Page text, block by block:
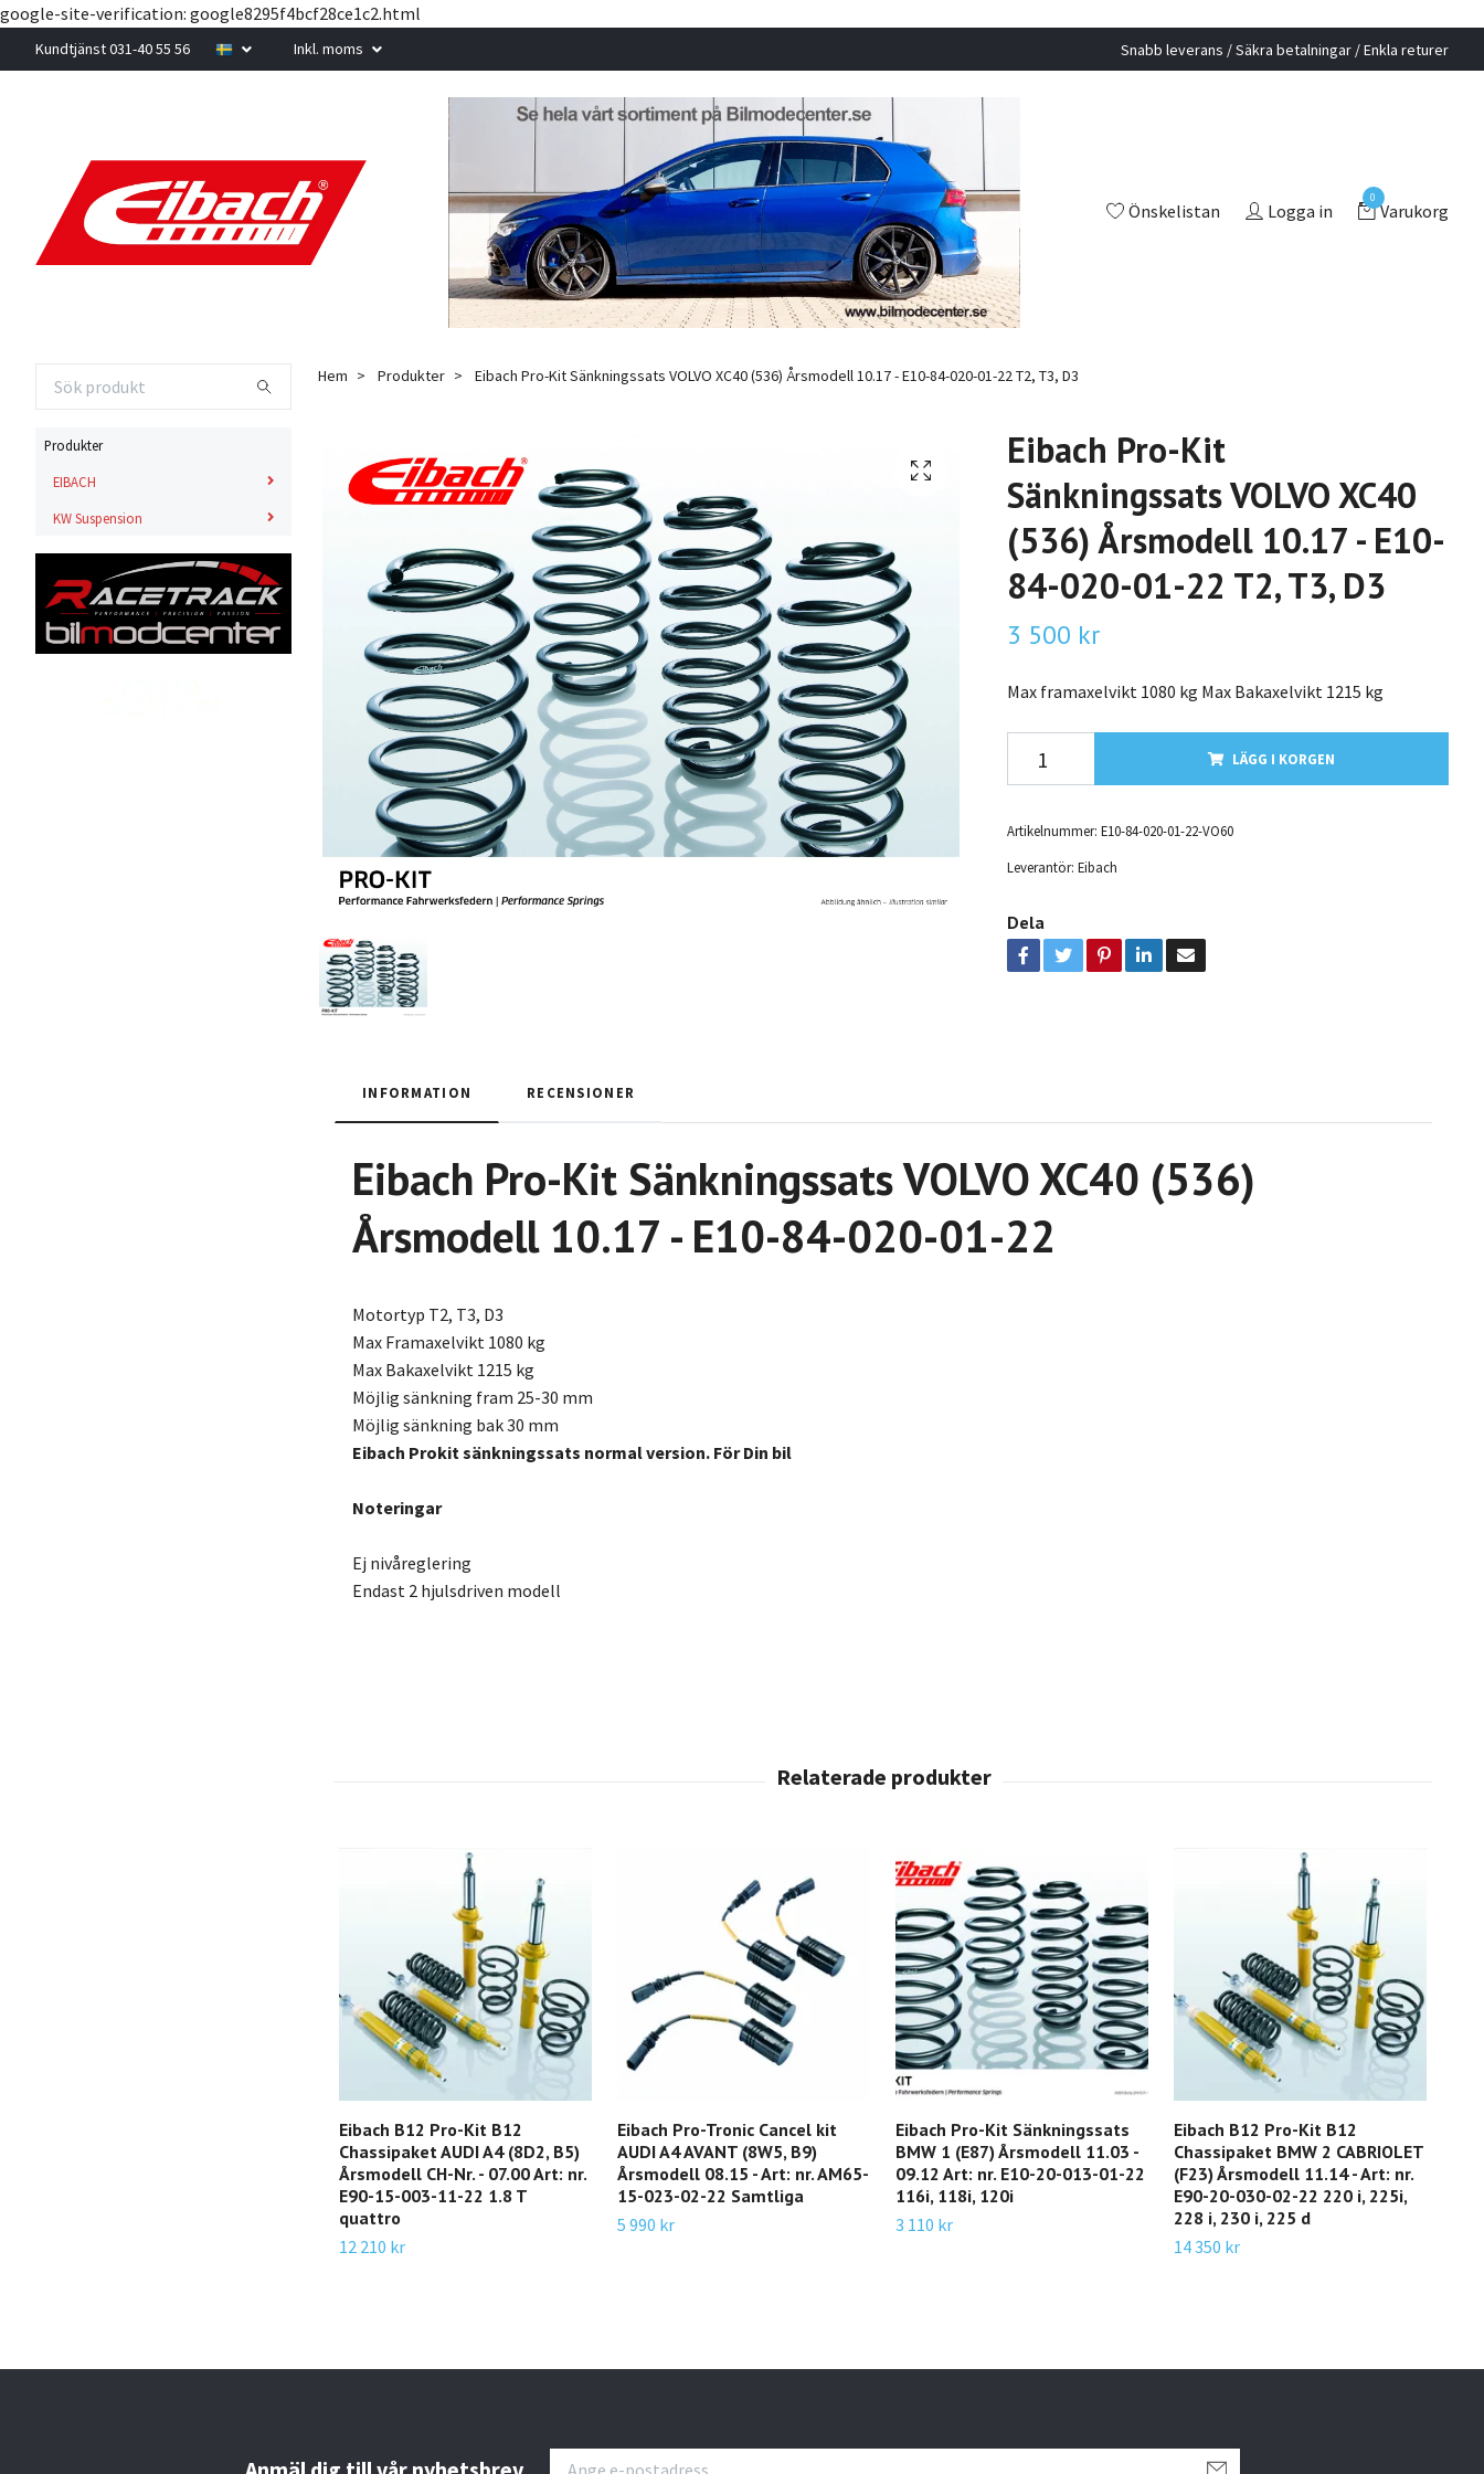
google-site-verification: google8295f4bcf28ce1c2.html
Kundtjänst 031-40 55 56 Inkl. moms Snabb leverans / Säkra betalningar / Enkla returer
Önskelistan Logga in
0
Varukorg
Produkter
EIBACH
KW Suspension
Hem Produkter Eibach Pro-Kit Sänkningssats VOLVO XC40 (536) Årsmodell 10.17 - E10-84-020-01-22 T2, T3, D3
Eibach Pro-Kit
Sänkningssats VOLVO XC40
(536) Årsmodell 10.17 - E10-
84-020-01-22 T2, T3, D3
3 500 kr
Max framaxelvikt 1080 kg Max Bakaxelvikt 1215 kg
LÄGG I KORGEN
Artikelnummer: E10-84-020-01-22-VO60
Leverantör: Eibach
Dela
INFORMATION RECENSIONER
Eibach Pro-Kit Sänkningssats VOLVO XC40 (536)
Årsmodell 10.17 - E10-84-020-01-22
Motortyp T2, T3, D3
Max Framaxelvikt 1080 kg
Max Bakaxelvikt 1215 kg
Möjlig sänkning fram 25-30 mm
Möjlig sänkning bak 30 mm
Eibach Prokit sänkningssats normal version. För Din bil
Noteringar
Ej nivåreglering
Endast 2 hjulsdriven modell
Eibach B12 Pro-Kit B12
Chassipaket AUDI A4 (8D2, B5)
Årsmodell CH-Nr. - 07.00 Art: nr.
E90-15-003-11-22 1.8 T
quattro
12 210 kr
Eibach Pro-Tronic Cancel kit
AUDI A4 AVANT (8W5, B9)
Årsmodell 08.15 - Art: nr. AM65-
15-023-02-22 Samtliga
5 990 kr
Eibach Pro-Kit Sänkningssats
BMW 1 (E87) Årsmodell 11.03 -
09.12 Art: nr. E10-20-013-01-22
116i, 118i, 120i
3 110 kr
Eibach B12 Pro-Kit B12
Chassipaket BMW 2 CABRIOLET
(F23) Årsmodell 11.14 - Art: nr.
E90-20-030-02-22 220 i, 225i,
228 i, 230 i, 225 d
14 350 kr